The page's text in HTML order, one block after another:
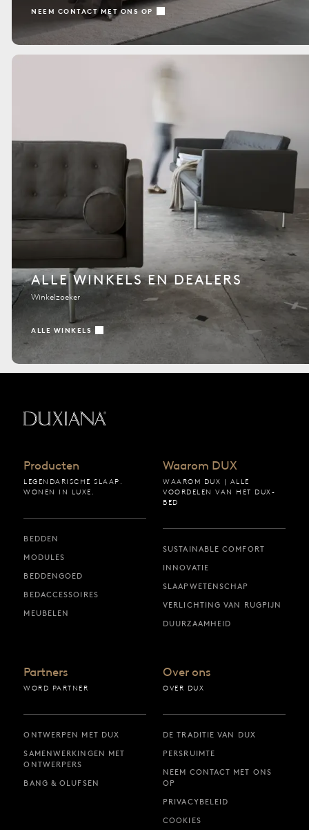
NEEM CONTACT MET ONS OP
ALLE WINKELS EN DEALERS
Winkelzoeker
ALLE WINKELS
Producten
LEGENDARISCHE SLAAP.
WONEN IN LUXE.
BEDDEN
MODULES
BEDDENGOED
BEDACCESSOIRES
MEUBELEN
Waarom DUX
WAAROM DUX | ALLE
VOORDELEN VAN HET DUX-
BED
SUSTAINABLE COMFORT
INNOVATIE
SLAAPWETENSCHAP
VERLICHTING VAN RUGPIJN
DUURZAAMHEID
Partners
WORD PARTNER
ONTWERPEN MET DUX
SAMENWERKINGEN MET
ONTWERPERS
BANG & OLUFSEN
Over ons
OVER DUX
DE TRADITIE VAN DUX
PERSRUIMTE
NEEM CONTACT MET ONS
OP
PRIVACYBELEID
COOKIES